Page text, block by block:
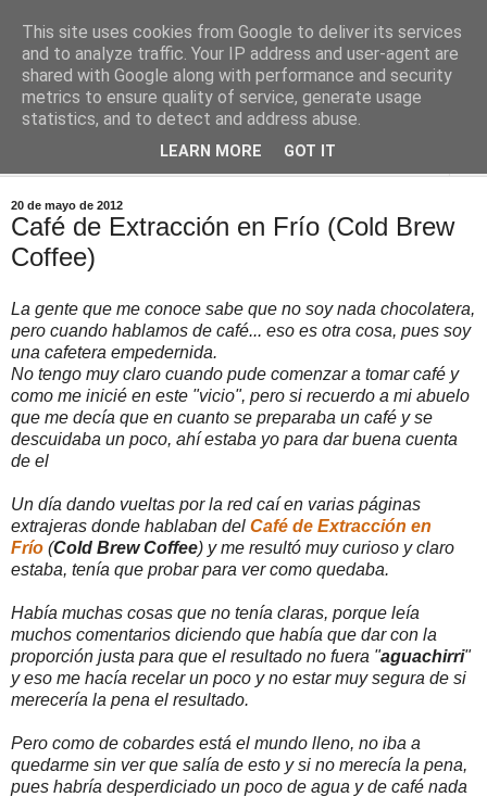
Comoju
La Cocina del Día a Día y el día a día de la Gastronomía
20 de mayo de 2012
Café de Extracción en Frío (Cold Brew
Coffee)
La gente que me conoce sabe que no soy nada chocolatera,
pero cuando hablamos de café... eso es otra cosa, pues soy
una cafetera empedernida.
No tengo muy claro cuando pude comenzar a tomar café y
como me inicié en este "vicio", pero si recuerdo a mi abuelo
que me decía que en cuanto se preparaba un café y se
descuidaba un poco, ahí estaba yo para dar buena cuenta
de el
Un día dando vueltas por la red caí en varias páginas
extrajeras donde hablaban del Café de Extracción en
Frío (Cold Brew Coffee) y me resultó muy curioso y claro
estaba, tenía que probar para ver como quedaba.
Había muchas cosas que no tenía claras, porque leía
muchos comentarios diciendo que había que dar con la
proporción justa para que el resultado no fuera "aguachirri"
y eso me hacía recelar un poco y no estar muy segura de si
merecería la pena el resultado.
Pero como de cobardes está el mundo lleno, no iba a
quedarme sin ver que salía de esto y si no merecía la pena,
pues habría desperdiciado un poco de agua y de café nada
This site uses cookies from Google to deliver its services
and to analyze traffic. Your IP address and user-agent are
shared with Google along with performance and security
metrics to ensure quality of service, generate usage
statistics, and to detect and address abuse.
LEARN MORE GOT IT